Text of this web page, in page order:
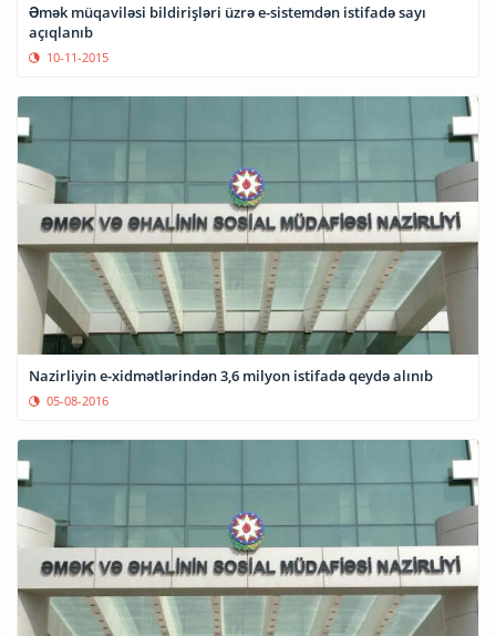
Əmək müqaviləsi bildirişləri üzrə e-sistemdən istifadə sayı
açıqlanıb
10-11-2015
Nazirliyin e-xidmətlərindən 3,6 milyon istifadə qeydə alınıb
05-08-2016